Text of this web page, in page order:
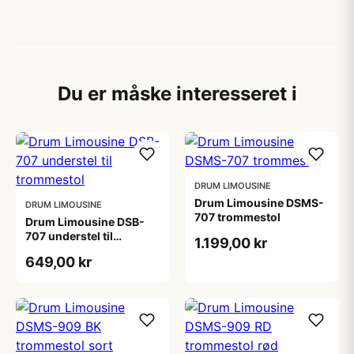
Du er måske interesseret i
DRUM LIMOUSINE
Drum Limousine DSB-
707 understel til
649,00 kr
DRUM LIMOUSINE
Drum Limousine DSMS-
707 trommestol
1.199,00 kr